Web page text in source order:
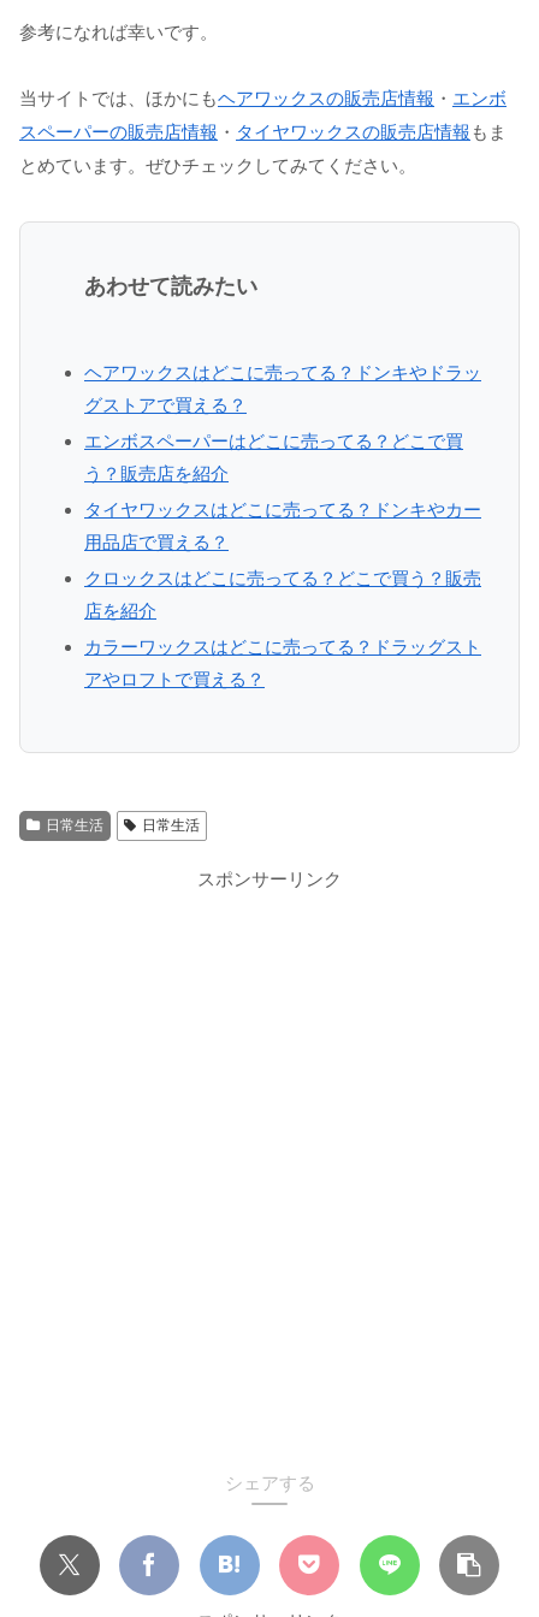
参考になれば幸いです。
当サイトでは、ほかにもヘアワックスの販売店情報 ・ エンボ
スペーパーの販売店情報 ・ タイヤワックスの販売店情報 もま
とめています。ぜひチェックしてみてください。
あわせて読みたい
ヘアワックスはどこに売ってる？ドンキやドラッ
グストアで買える？
エンボスペーパーはどこに売ってる？どこで買
う？販売店を紹介
タイヤワックスはどこに売ってる？ドンキやカー
用品店で買える？
クロックスはどこに売ってる？どこで買う？販売
店を紹介
カラーワックスはどこに売ってる？ドラッグスト
アやロフトで買える？
日常生活 日常生活
スポンサーリンク
シェアする